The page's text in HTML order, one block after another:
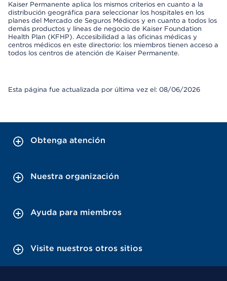
Kaiser Permanente aplica los mismos criterios en cuanto a la
distribución geográfica para seleccionar los hospitales en los
planes del Mercado de Seguros Médicos y en cuanto a todos los
demás productos y líneas de negocio de Kaiser Foundation
Health Plan (KFHP). Accesibilidad a las oficinas médicas y
centros médicos en este directorio: los miembros tienen acceso a
todos los centros de atención de Kaiser Permanente.
Esta página fue actualizada por última vez el: 08/06/2026
Obtenga atención
Nuestra organización
Ayuda para miembros
Visite nuestros otros sitios